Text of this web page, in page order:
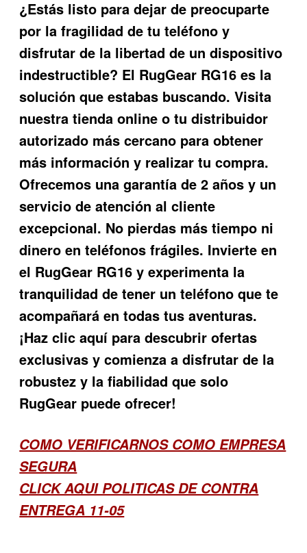
¿Estás listo para dejar de preocuparte
por la fragilidad de tu teléfono y
disfrutar de la libertad de un dispositivo
indestructible? El RugGear RG16 es la
solución que estabas buscando. Visita
nuestra tienda online o tu distribuidor
autorizado más cercano para obtener
más información y realizar tu compra.
Ofrecemos una garantía de 2 años y un
servicio de atención al cliente
excepcional. No pierdas más tiempo ni
dinero en teléfonos frágiles. Invierte en
el RugGear RG16 y experimenta la
tranquilidad de tener un teléfono que te
acompañará en todas tus aventuras.
¡Haz clic aquí para descubrir ofertas
exclusivas y comienza a disfrutar de la
robustez y la fiabilidad que solo
RugGear puede ofrecer!
COMO VERIFICARNOS COMO EMPRESA
SEGURA
CLICK AQUI POLITICAS DE CONTRA
ENTREGA 11-05